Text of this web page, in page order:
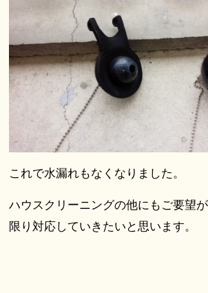
これで水漏れもなくなりました。
ハウスクリーニングの他にもご要望
限り対応していきたいと思います。